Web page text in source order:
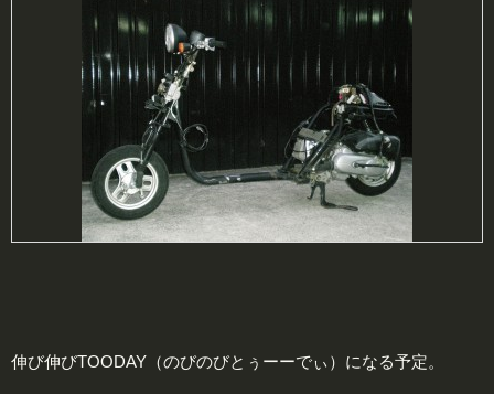
伸び伸びTOODAY（のびのびとぅーーでぃ）になる予定。